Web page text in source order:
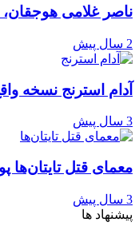
ناصر غلامی
2 سال پیش
آدام استرنج نسخه
3 سال پیش
معمای قتل تایتان‌ها
3 سال پیش
پیشنهاد ها